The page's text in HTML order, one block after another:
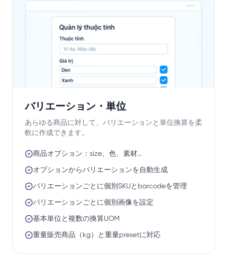
バリエーション・単位
あらゆる商品に対して、バリエーションと単位換算を柔
軟に作成できます。
商品オプション：size、色、素材…
オプションからバリエーションを自動生成
バリエーションごとに個別SKUとbarcodeを管理
バリエーションごとに個別画像を設定
基本単位と複数の換算UOM
重量販売商品（kg）と重量presetに対応